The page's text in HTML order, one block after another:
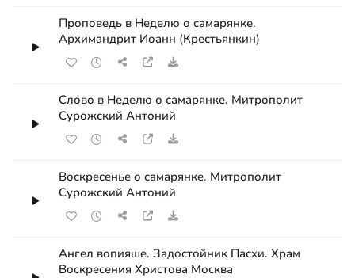
Проповедь в Неделю о самарянке.
Архимандрит Иоанн (Крестьянкин)
Слово в Неделю о самарянке. Митрополит
Сурожский Антоний
Воскресенье о самарянке. Митрополит
Сурожский Антоний
Ангел вопияше. Задостойник Пасхи. Храм
Воскресения Христова Москва